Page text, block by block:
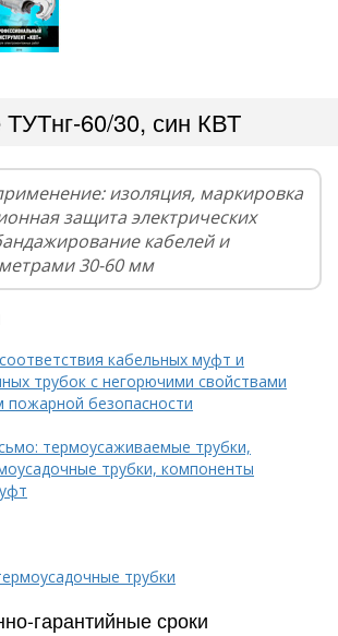
60/30, син КВТ
изоляция, маркировка
защита электрических
кабелей и
30-60 мм
кабельных муфт и
трубок с негорючими свойствами
пожарной безопасности
термоусаживаемые трубки,
трубки, компоненты
трубки
гарантийные сроки